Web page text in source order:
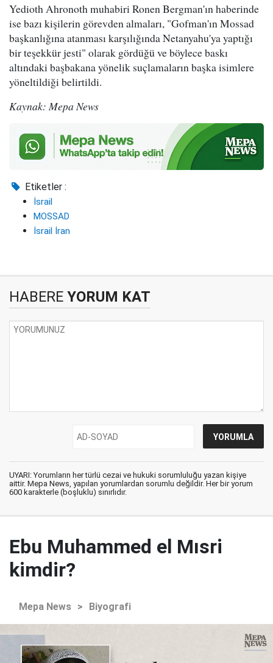
Yedioth Ahronoth muhabiri Ronen Bergman'ın haberinde
ise bazı kişilerin görevden almaları, "Gofman'ın Mossad
başkanlığına atanması karşılığında Netanyahu'ya yaptığı
bir teşekkür jesti" olarak gördüğü ve böylece baskı
altındaki başbakana yönelik suçlamaların başka isimlere
yöneltildiği belirtildi.
Kaynak: Mepa News
Etiketler :
İsrail
MOSSAD
İsrail İran
HABERE YORUM KAT
UYARI: Yorumların her türlü cezai ve hukuki sorumluluğu yazan kişiye
aittir. Mepa News, yapılan yorumlardan sorumlu değildir. Her bir yorum
600 karakterle (boşluklu) sınırlıdır.
Ebu Muhammed el Mısri
kimdir?
Mepa News > Biyografi